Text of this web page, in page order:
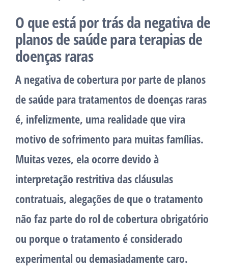
O que está por trás da negativa de
planos de saúde para terapias de
doenças raras
A negativa de cobertura por parte de planos
de saúde para tratamentos de doenças raras
é, infelizmente, uma realidade que vira
motivo de sofrimento para muitas famílias.
Muitas vezes, ela ocorre devido à
interpretação restritiva das cláusulas
contratuais, alegações de que o tratamento
não faz parte do rol de cobertura obrigatório
ou porque o tratamento é considerado
experimental ou demasiadamente caro.